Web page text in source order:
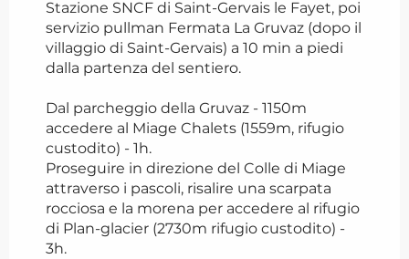
Stazione SNCF di Saint-Gervais le Fayet, poi
servizio pullman Fermata La Gruvaz (dopo il
villaggio di Saint-Gervais) a 10 min a piedi
dalla partenza del sentiero.
Dal parcheggio della Gruvaz - 1150m
accedere al Miage Chalets (1559m, rifugio
custodito) - 1h.
Proseguire in direzione del Colle di Miage
attraverso i pascoli, risalire una scarpata
rocciosa e la morena per accedere al rifugio
di Plan-glacier (2730m rifugio custodito) -
3h.